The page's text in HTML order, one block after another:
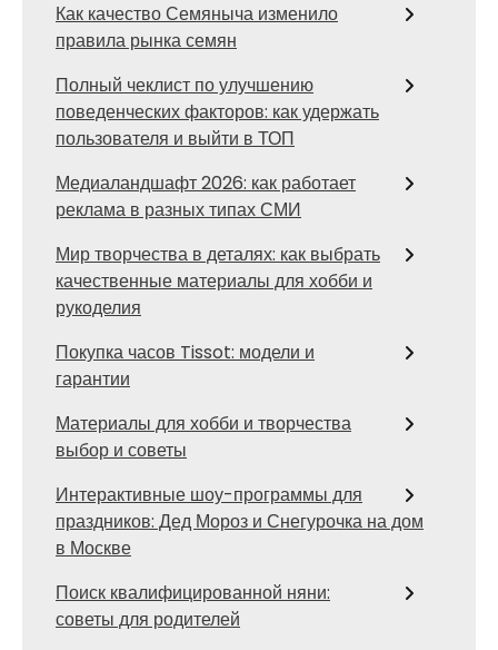
Как качество Семяныча изменило
правила рынка семян
Полный чеклист по улучшению
поведенческих факторов: как удержать
пользователя и выйти в ТОП
Медиаландшафт 2026: как работает
реклама в разных типах СМИ
Мир творчества в деталях: как выбрать
качественные материалы для хобби и
рукоделия
Покупка часов Tissot: модели и
гарантии
Материалы для хобби и творчества
выбор и советы
Интерактивные шоу-программы для
праздников: Дед Мороз и Снегурочка на дом
в Москве
Поиск квалифицированной няни:
советы для родителей